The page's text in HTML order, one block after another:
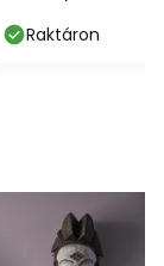
Raktáron